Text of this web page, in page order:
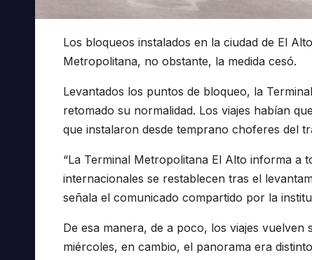
Los bloqueos instalados en la ciudad de El
Metropolitana, no obstante, la medida cesó.
Levantados los puntos de bloqueo, la
retomado su normalidad. Los viajes habían
que instalaron desde temprano choferes del
“La Terminal Metropolitana El Alto informa a
internacionales se restablecen tras el
señala el comunicado compartido por la
De esa manera, de a poco, los viajes vuelven
miércoles, en cambio, el panorama era